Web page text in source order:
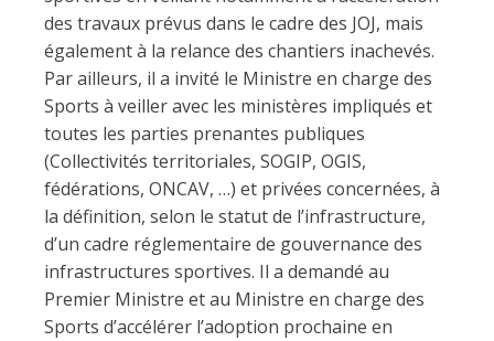
des travaux prévus dans le cadre des JOJ, mais
également à la relance des chantiers inachevés.
Par ailleurs, il a invité le Ministre en charge des
Sports à veiller avec les ministères impliqués et
toutes les parties prenantes publiques
(Collectivités territoriales, SOGIP, OGIS,
fédérations, ONCAV, …) et privées concernées, à
la définition, selon le statut de l’infrastructure,
d’un cadre réglementaire de gouvernance des
infrastructures sportives. Il a demandé au
Premier Ministre et au Ministre en charge des
Sports d’accélérer l’adoption prochaine en